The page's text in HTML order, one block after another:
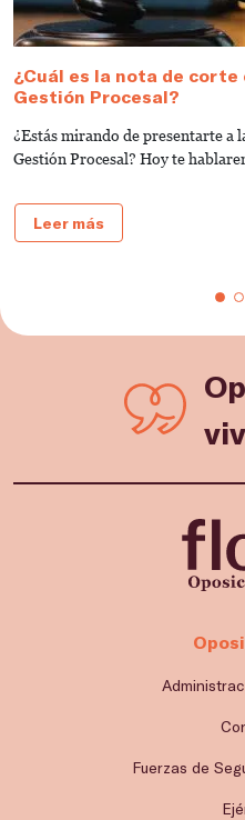
¿Cuál es la nota de corte
Gestión Procesal?
¿Estás mirando de presentarte a
Gestión Procesal? Hoy te
Leer más
Fuerzas de